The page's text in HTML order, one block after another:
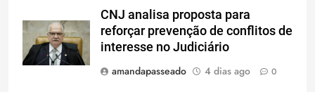
CNJ analisa proposta para
reforçar prevenção de conflitos de
interesse no Judiciário
amandapasseado
4 dias ago 0